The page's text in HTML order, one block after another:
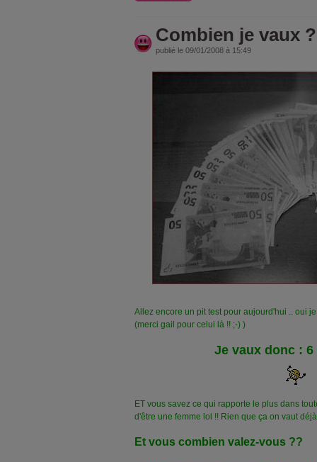
Combien je vaux
publié le 09/01/2008 à 15:49
Allez encore un pit test pour aujourd'hui .. oui
(merci gail pour celui là !! ;-) )
Je vaux donc : 6
ET vous savez ce qui rapporte le plus dans
d'être une femme lol !! Rien que ça on vaut
Et vous combien valez-vous ??